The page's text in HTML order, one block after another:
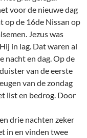
voor de nieuwe dag
op de 16de Nissan op
Jezus was
in lag. Dat waren al
nacht en dag. Op de
van de eerste
van de zondag
list en bedrog. Door
drie nachten zeker
in en vinden twee